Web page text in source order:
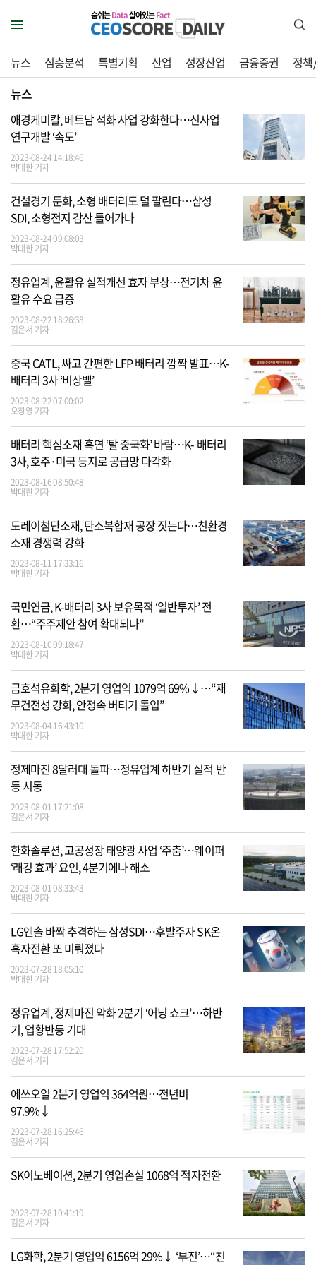
숨쉬는Data살아있는Fact
뉴스 심층분석 특별기획 산업 성장산업 금융증권 정
뉴스
애경케미칼, 베트남 석화 사업 강화한다…신사업
연구개발 ‘속도’
2023-08-24 14:18:46
박대한 기자
건설경기 둔화, 소형 배터리도 덜 팔린다…삼성
SDI, 소형전지 감산 들어가나
2023-08-24 09:08:03
박대한 기자
정유업계, 윤활유 실적개선 효자 부상…전기차 윤
활유 수요 급증
2023-08-22 18:26:38
김은서 기자
중국 CATL, 싸고 간편한 LFP 배터리 깜짝 발표…K-
배터리 3사 ‘비상벨’
2023-08-22 07:00:02
오창영 기자
배터리 핵심소재 흑연 ‘탈 중국화’ 바람…K- 배터리
3사, 호주·미국 등지로 공급망 다각화
2023-08-16 08:50:48
박대한 기자
도레이첨단소재, 탄소복합재 공장 짓는다…친환경
소재 경쟁력 강화
2023-08-11 17:33:16
박대한 기자
국민연금, K-배터리 3사 보유목적 ‘일반투자’ 전
환…“주주제안 참여 확대되나”
2023-08-10 09:18:47
박대한 기자
금호석유화학, 2분기 영업익 1079억 69%↓…“재
무건전성 강화, 안정속 버티기 돌입”
2023-08-04 16:43:10
박대한 기자
정제마진 8달러대 돌파…정유업계 하반기 실적 반
등 시동
2023-08-01 17:21:08
김은서 기자
한화솔루션, 고공성장 태양광 사업 ‘주춤’…웨이퍼
‘래깅 효과’ 요인, 4분기에나 해소
2023-08-01 08:33:43
박대한 기자
LG엔솔 바짝 추격하는 삼성SDI…후발주자 SK온
흑자전환 또 미뤄졌다
2023-07-28 18:05:10
박대한 기자
정유업계, 정제마진 악화 2분기 ‘어닝 쇼크’…하반
기, 업황반등 기대
2023-07-28 17:52:20
김은서 기자
에쓰오일 2분기 영업익 364억원…전년비
97.9%↓
2023-07-28 16:25:46
김은서 기자
SK이노베이션, 2분기 영업손실 1068억 적자전환
2023-07-28 10:41:19
김은서 기자
LG화학, 2분기 영업익 6156억 29%↓ ‘부진’…“친